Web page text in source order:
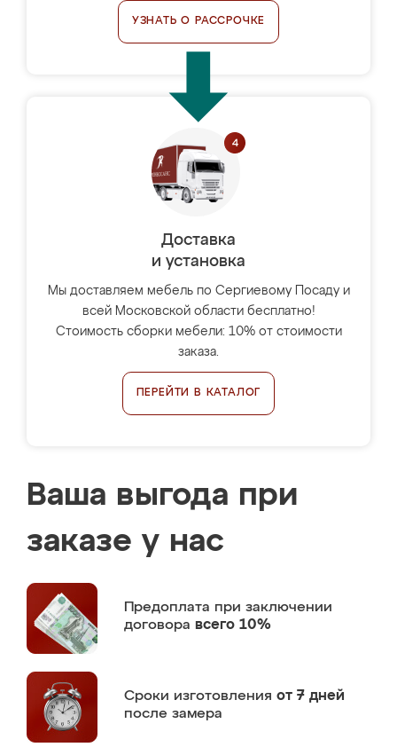
УЗНАТЬ О РАССРОЧКЕ
Доставка
и установка
Мы доставляем мебель по Сергиевому Посаду и
всей Московской области бесплатно!
Стоимость сборки мебели: 10% от стоимости
заказа.
ПЕРЕЙТИ В КАТАЛОГ
Ваша выгода при
заказе у нас
Предоплата при заключении
договора всего 10%
Сроки изготовления от 7 дней
после замера